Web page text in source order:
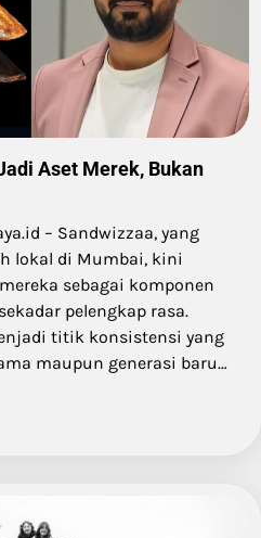
Aset Merek, Bukan
– Sandwizzaa, yang
lokal di Mumbai, kini
sebagai komponen
pelengkap rasa.
titik konsistensi yang
maupun generasi baru…